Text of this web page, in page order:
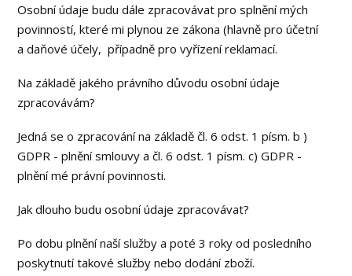
Osobní údaje budu dále zpracovávat pro splnění mých
povinností, které mi plynou ze zákona (hlavně pro účetní
a daňové účely, případně pro vyřízení reklamací.
Na základě jakého právního důvodu osobní údaje
zpracovávám?
Jedná se o zpracování na základě čl. 6 odst. 1 písm. b )
GDPR - plnění smlouvy a čl. 6 odst. 1 písm. c) GDPR -
plnění mé právní povinnosti.
Jak dlouho budu osobní údaje zpracovávat?
Po dobu plnění naší služby a poté 3 roky od posledního
poskytnutí takové služby nebo dodání zboží.